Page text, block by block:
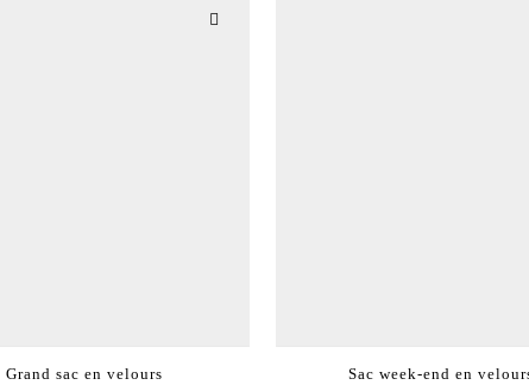
Grand sac en velours Sac week-end en